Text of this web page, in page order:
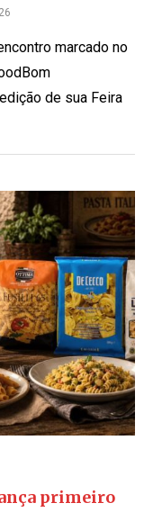
marcado no
de sua Feira
primeiro